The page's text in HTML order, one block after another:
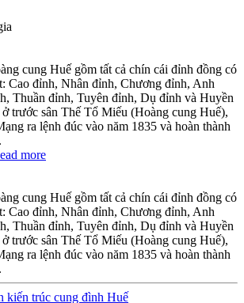
cung Huế gồm tất cả chín cái đỉnh đồng có
Cao đỉnh, Nhân đỉnh, Chương đỉnh, Anh
Thuần đỉnh, Tuyên đỉnh, Dụ đỉnh và Huyền
trước sân Thế Tổ Miếu (Hoàng cung Huế),
ra lệnh đúc vào năm 1835 và hoàn thành
more
cung Huế gồm tất cả chín cái đỉnh đồng có
Cao đỉnh, Nhân đỉnh, Chương đỉnh, Anh
Thuần đỉnh, Tuyên đỉnh, Dụ đỉnh và Huyền
trước sân Thế Tổ Miếu (Hoàng cung Huế),
ra lệnh đúc vào năm 1835 và hoàn thành